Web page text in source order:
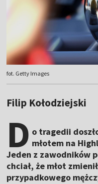
fot. Getty Images
Filip Kołodziejski
D o tragedii
młotem na
Jeden z zawodników
chciał, że młot
przypadkowego